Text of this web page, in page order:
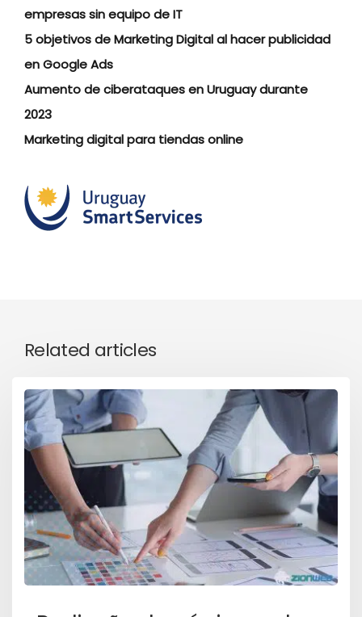
empresas sin equipo de IT
5 objetivos de Marketing Digital al hacer publicidad
en Google Ads
Aumento de ciberataques en Uruguay durante
2023
Marketing digital para tiendas online
Related articles